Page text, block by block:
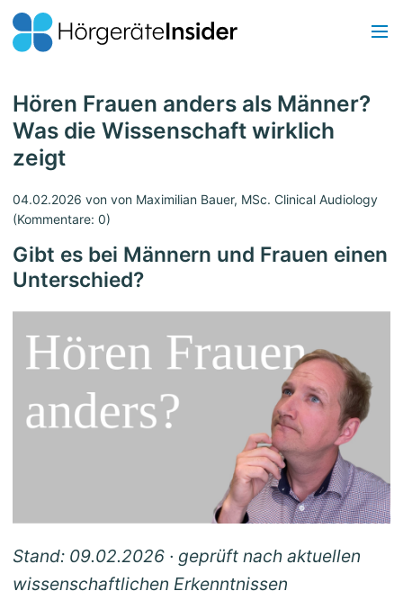
Hören Frauen anders als Männer?
Was die Wissenschaft wirklich
zeigt
04.02.2026 von von Maximilian Bauer, MSc. Clinical Audiology
(Kommentare: 0)
Gibt es bei Männern und Frauen einen
Unterschied?
Stand: 09.02.2026 · geprüft nach aktuellen
wissenschaftlichen Erkenntnissen